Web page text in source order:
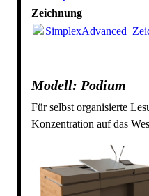
Zeichnung
Modell: Podium
Für selbst organisierte
Konzentration auf das